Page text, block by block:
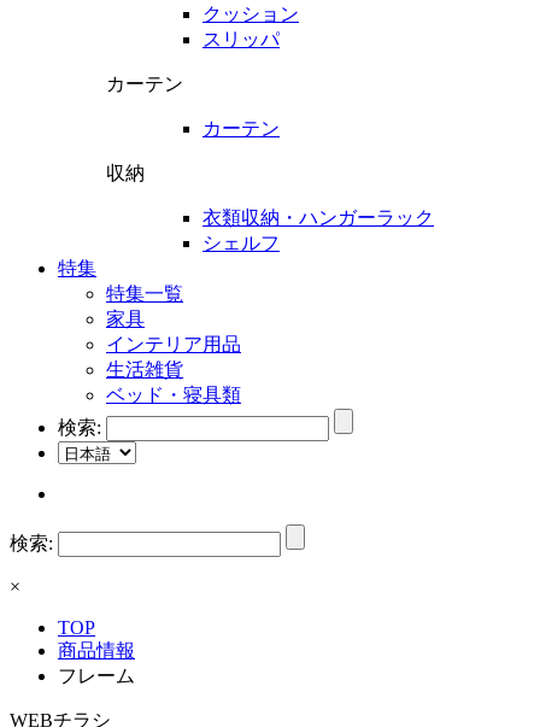
クッション
スリッパ
カーテン
カーテン
収納
衣類収納・ハンガーラック
シェルフ
特集
特集一覧
家具
インテリア用品
生活雑貨
ベッド・寝具類
検索:
検索:
×
TOP
商品情報
フレーム
WEBチラシ